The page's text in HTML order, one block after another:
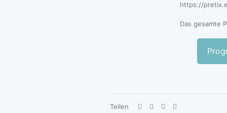
https://
Das gesamte
Teilen